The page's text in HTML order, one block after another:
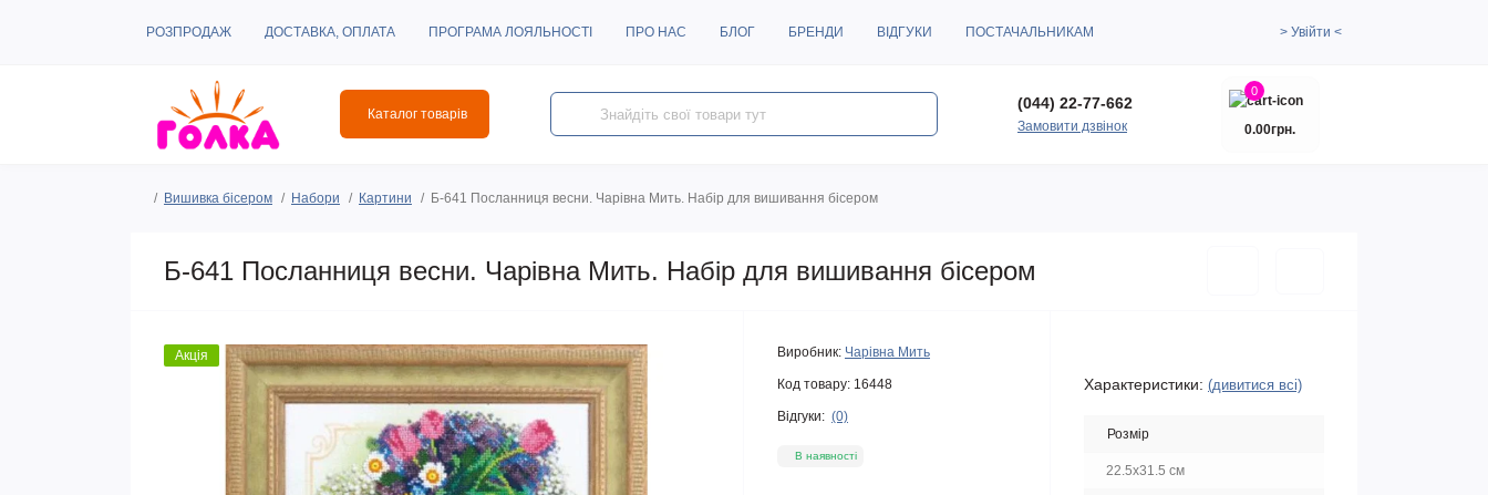
РОЗПРОДАЖ ДОСТАВКА, ОПЛАТА ПРОГРАМА ЛОЯЛЬНОСТІ ПРО НАС БЛОГ БРЕНДИ ВІДГУКИ ПОСТАЧАЛЬНИКАМ > Увійти <
Каталог товарів
(044) 22-77-662
Замовити дзвінок
0
0.00грн.
Вишивка бісером Набори Картини Б-641 Посланниця весни. Чарівна Мить. Набір для вишивання бісером
Б-641 Посланниця весни. Чарівна Мить. Набір для вишивання бісером
Акція Виробник: Чарівна Мить
Код товару: 16448
Відгуки: (0)
В наявності
Характеристики: (дивитися всі)
Розмір
22.5x31.5 см